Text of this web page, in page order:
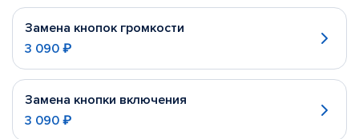
Замена кнопок громкости
3 090 ₽
Замена кнопки включения
3 090 ₽